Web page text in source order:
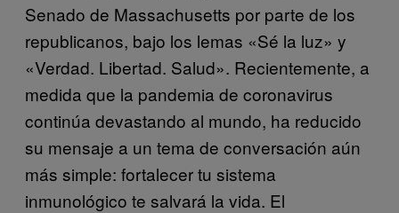
Senado de Massachusetts por parte de los
republicanos, bajo los lemas «Sé la luz» y
«Verdad. Libertad. Salud». Recientemente, a
medida que la pandemia de coronavirus
continúa devastando al mundo, ha reducido
su mensaje a un tema de conversación aún
más simple: fortalecer tu sistema
inmunológico te salvará la vida. El